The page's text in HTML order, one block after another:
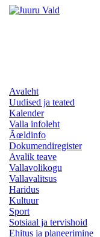
Avaleht
Uudised ja teated
Kalender
Valla infoleht
Ãœldinfo
Dokumendiregister
Avalik teave
Vallavolikogu
Vallavalitsus
Haridus
Kultuur
Sport
Sotsiaal ja tervishoid
Ehitus ja planeerimine